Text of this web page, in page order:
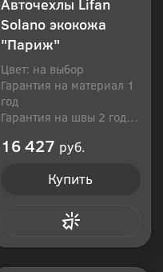
Авточехлы Lifan
Solano экокожа
"Париж"
Цвет: на выбор
Гарантия на материал 1
год
Гарантия на швы 2 года
16 427 руб.
Купить